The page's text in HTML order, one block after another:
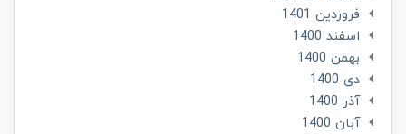
فروردین 1401
اسفند 1400
بهمن 1400
دی 1400
آذر 1400
آبان 1400